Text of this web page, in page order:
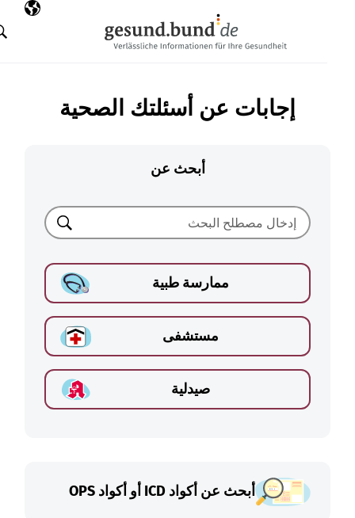
اللغة
البحث
إجابات عن أسئلتك الصحية
أبحث عن
ممارسة طبية
مستشفى
صيدلية
أبحث عن أكواد ICD أو أكواد OPS